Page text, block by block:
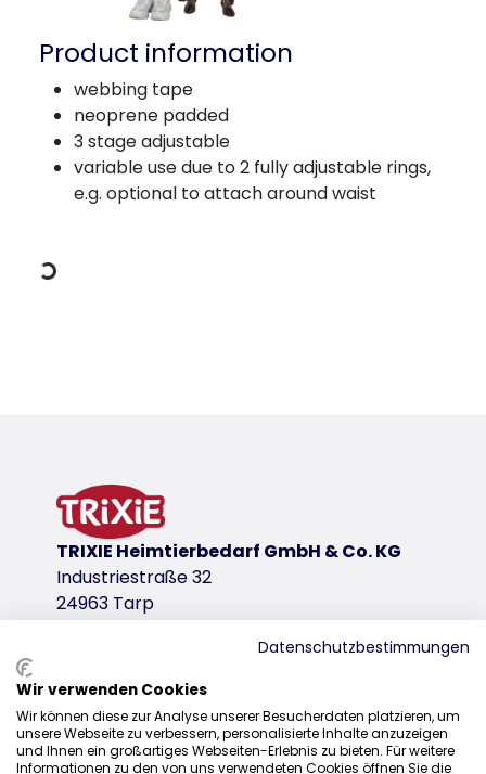
Product information
webbing tape
neoprene padded
3 stage adjustable
variable use due to 2 fully adjustable rings,
e.g. optional to attach around waist
Loading Data
3 stage adjustable
variable use due to 2 fully adjustable rings, e.g.
product variant
product variant: unique product number
XS
2.00 m/10 mm
Colour
TRIXIE Heimtierbedarf GmbH & Co. KG
Industriestraße 32
24963 Tarp
Sales
0207 1542940
Datenschutzbestimmungen
Wir verwenden Cookies
Wir können diese zur Analyse unserer Besucherdaten platzieren, um
unsere Webseite zu verbessern, personalisierte Inhalte anzuzeigen
und Ihnen ein großartiges Webseiten-Erlebnis zu bieten. Für weitere
Informationen zu den von uns verwendeten Cookies öffnen Sie die